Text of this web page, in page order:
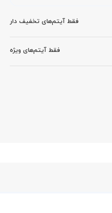
فقط آیتم‌های تخفیف دار
فقط آیتم‌های ویژه